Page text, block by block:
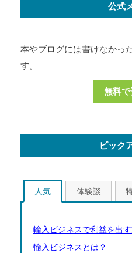
公式
本やブログには書けなかっ
す。
無料
ピック
人気 体験談
輸入ビジネスで利益を出
輸入ビジネスとは？